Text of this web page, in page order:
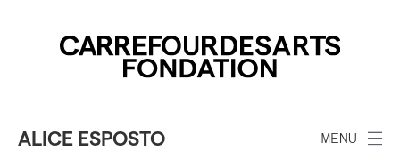
ALICE ESPOSTO MENU